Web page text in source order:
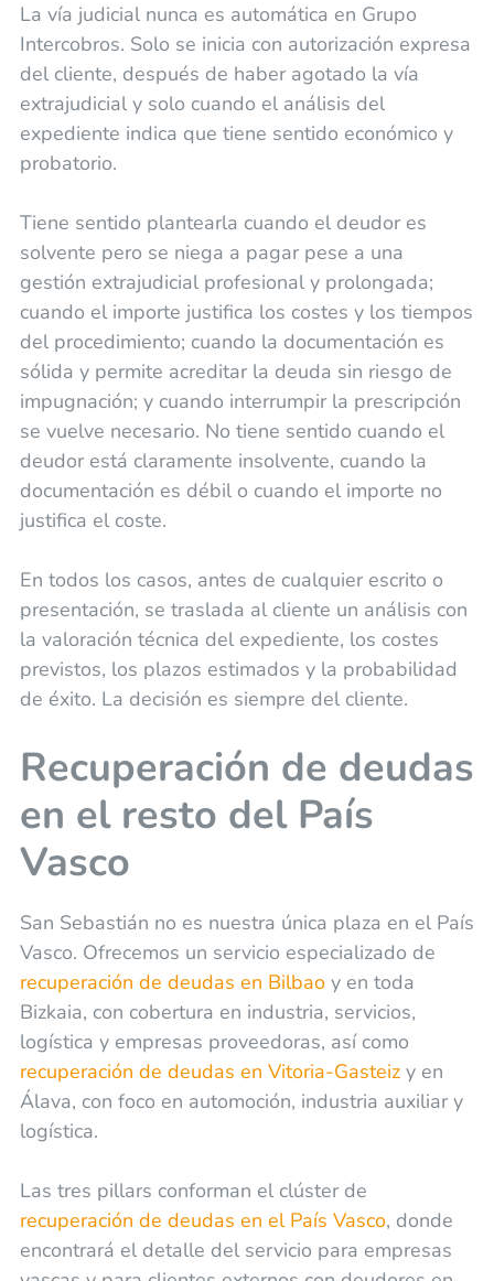
La vía judicial nunca es automática en Grupo
Intercobros. Solo se inicia con autorización expresa
del cliente, después de haber agotado la vía
extrajudicial y solo cuando el análisis del
expediente indica que tiene sentido económico y
probatorio.
Tiene sentido plantearla cuando el deudor es
solvente pero se niega a pagar pese a una
gestión extrajudicial profesional y prolongada;
cuando el importe justifica los costes y los tiempos
del procedimiento; cuando la documentación es
sólida y permite acreditar la deuda sin riesgo de
impugnación; y cuando interrumpir la prescripción
se vuelve necesario. No tiene sentido cuando el
deudor está claramente insolvente, cuando la
documentación es débil o cuando el importe no
justifica el coste.
En todos los casos, antes de cualquier escrito o
presentación, se traslada al cliente un análisis con
la valoración técnica del expediente, los costes
previstos, los plazos estimados y la probabilidad
de éxito. La decisión es siempre del cliente.
Recuperación de deudas
en el resto del País
Vasco
San Sebastián no es nuestra única plaza en el País
Vasco. Ofrecemos un servicio especializado de
recuperación de deudas en Bilbaoy en toda
Bizkaia, con cobertura en industria, servicios,
logística y empresas proveedoras, así como
recuperación de deudas en Vitoria-Gasteizy en
Álava, con foco en automoción, industria auxiliar y
logística.
Las tres pillars conforman el clúster de
recuperación de deudas en el País Vasco, donde
encontrará el detalle del servicio para empresas